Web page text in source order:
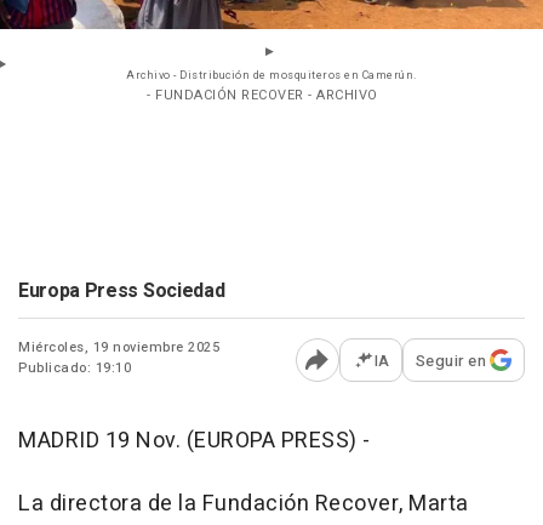
Archivo - Distribución de mosquiteros en Camerún.
- FUNDACIÓN RECOVER - ARCHIVO
Europa Press Sociedad
Miércoles, 19 noviembre 2025
Publicado: 19:10
Abrir opciones para
IA Seguir en
MADRID 19 Nov. (EUROPA PRESS) -
La directora de la Fundación Recover, Marta